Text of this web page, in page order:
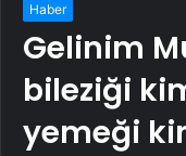
Haber
Gelinim
bileziği
yemeği